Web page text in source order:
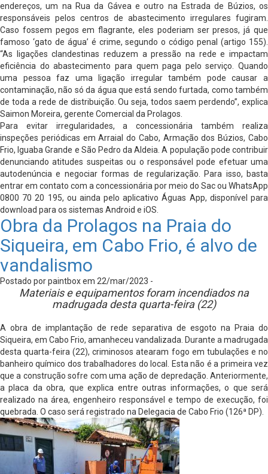
endereços, um na Rua da Gávea e outro na Estrada de Búzios, os
responsáveis pelos centros de abastecimento irregulares fugiram.
Caso fossem pegos em flagrante, eles poderiam ser presos, já que
famoso ‘gato de água’ é crime, segundo o código penal (artigo 155).
“As ligações clandestinas reduzem a pressão na rede e impactam
eficiência do abastecimento para quem paga pelo serviço. Quando
uma pessoa faz uma ligação irregular também pode causar a
contaminação, não só da água que está sendo furtada, como também
de toda a rede de distribuição. Ou seja, todos saem perdendo”, explica
Saimon Moreira, gerente Comercial da Prolagos.
Para evitar irregularidades, a concessionária também realiza
inspeções periódicas em Arraial do Cabo, Armação dos Búzios, Cabo
Frio, Iguaba Grande e São Pedro da Aldeia. A população pode contribuir
denunciando atitudes suspeitas ou o responsável pode efetuar uma
autodenúncia e negociar formas de regularização. Para isso, basta
entrar em contato com a concessionária por meio do Sac ou WhatsApp
0800 70 20 195, ou ainda pelo aplicativo Águas App, disponível para
download para os sistemas Android e iOS.
Obra da Prolagos na Praia do
Siqueira, em Cabo Frio, é alvo de
vandalismo
Postado por paintbox em 22/mar/2023 -
Materiais e equipamentos foram incendiados na
madrugada desta quarta-feira (22)
A obra de implantação de rede separativa de esgoto na Praia do
Siqueira, em Cabo Frio, amanheceu vandalizada. Durante a madrugada
desta quarta-feira (22), criminosos atearam fogo em tubulações e no
banheiro químico dos trabalhadores do local. Esta não é a primeira vez
que a construção sofre com uma ação de depredação. Anteriormente,
a placa da obra, que explica entre outras informações, o que será
realizado na área, engenheiro responsável e tempo de execução, foi
quebrada. O caso será registrado na Delegacia de Cabo Frio (126ª DP).